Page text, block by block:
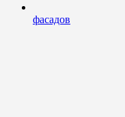
фасадов